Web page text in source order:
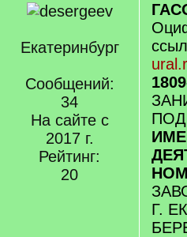
Екатеринбург
Сообщений:
34
На сайте с
2017 г.
Рейтинг:
20
Г.